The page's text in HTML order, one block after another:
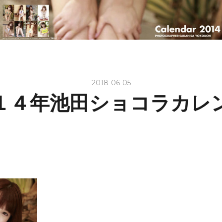
2018-06-05
４年池田ショコラカレ